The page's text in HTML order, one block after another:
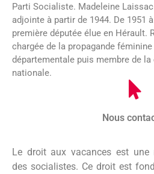
Parti Socialiste. Madeleine
adjointe à partir de 1944. De 1951
première députée élue en Hérault.
chargée de la propagande féminine
départementale puis membre de
nationale.
Nous
Le droit aux vacances est une
des socialistes. Ce droit est